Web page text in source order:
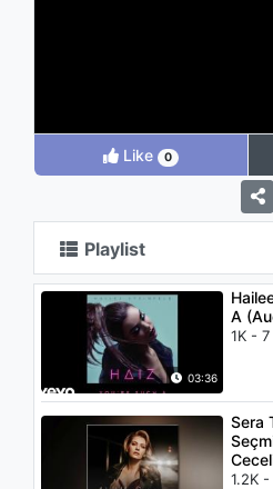
Like 0
Playlist
03:36
A
1K -
Sera
1.2K